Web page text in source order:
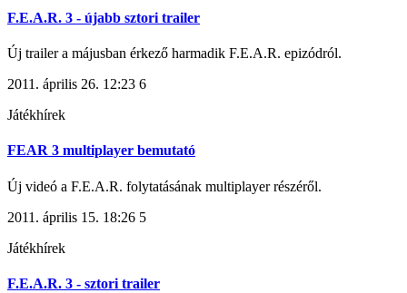
F.E.A.R. 3 - újabb sztori trailer
Új trailer a májusban érkező harmadik F.E.A.R. epizódról.
2011. április 26. 12:23 6
Játékhírek
FEAR 3 multiplayer bemutató
Új videó a F.E.A.R. folytatásának multiplayer részéről.
2011. április 15. 18:26 5
Játékhírek
F.E.A.R. 3 - sztori trailer